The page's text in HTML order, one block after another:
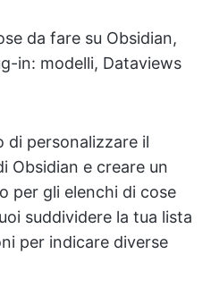
da fare su Obsidian,
in: modelli, Dataviews
di personalizzare il
Obsidian e creare un
per gli elenchi di cose
suddividere la tua lista
per indicare diverse